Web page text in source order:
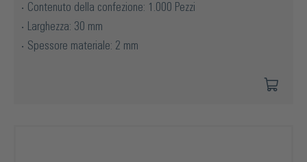
Contenuto della confezione: 1.000 Pezzi
Larghezza: 30 mm
Spessore materiale: 2 mm